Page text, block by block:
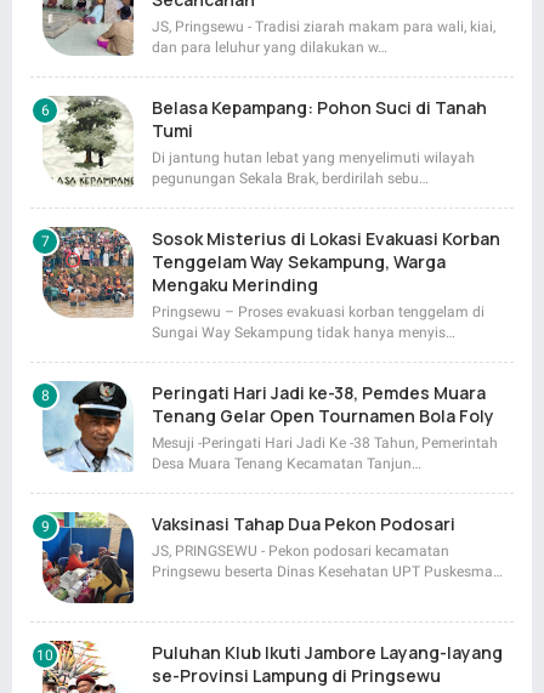
JS, Pringsewu - Tradisi ziarah makam para wali, kiai,
dan para leluhur yang dilakukan w…
Belasa Kepampang: Pohon Suci di Tanah
Tumi
Di jantung hutan lebat yang menyelimuti wilayah
pegunungan Sekala Brak, berdirilah sebu…
Sosok Misterius di Lokasi Evakuasi Korban
Tenggelam Way Sekampung, Warga
Mengaku Merinding
Pringsewu – Proses evakuasi korban tenggelam di
Sungai Way Sekampung tidak hanya menyis…
Peringati Hari Jadi ke-38, Pemdes Muara
Tenang Gelar Open Tournamen Bola Foly
Mesuji -Peringati Hari Jadi Ke -38 Tahun, Pemerintah
Desa Muara Tenang Kecamatan Tanjun…
Vaksinasi Tahap Dua Pekon Podosari
JS, PRINGSEWU - Pekon podosari kecamatan
Pringsewu beserta Dinas Kesehatan UPT Puskesma…
Puluhan Klub Ikuti Jambore Layang-layang
se-Provinsi Lampung di Pringsewu